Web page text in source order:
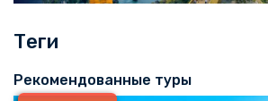
Табло прилета
Теги
Рекомендованные туры